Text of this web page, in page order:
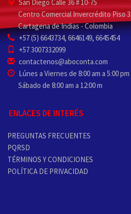
San Diego Calle 36 # 10-75
Centro Comercial Invercrédito Piso 3
Cartagena de Indias - Colombia
+57 (5) 6643734, 6646149, 6645454
+57 3007332099
contactenos@aboconta.com
Lúnes a Viernes de 8:00 am a 5:00 pm
Sábado de 8:00 am a 12:00 m
ENLACES DE INTERÉS
PREGUNTAS FRECUENTES
PQRSD
TÉRMINOS Y CONDICIONES
POLÍTICA DE PRIVACIDAD